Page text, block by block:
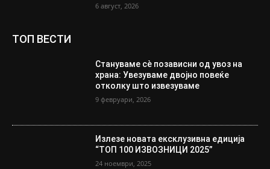
6 август, 2026
ТОП ВЕСТИ
Стануваме сè позависни од увоз на
храна: Увезуваме двојно повеќе
отколку што извезуваме
9 февруари, 2026
Излезе новата ексклузивна едиција
“ТОП 100 ИЗВОЗНИЦИ 2025”
24 ноември, 2025